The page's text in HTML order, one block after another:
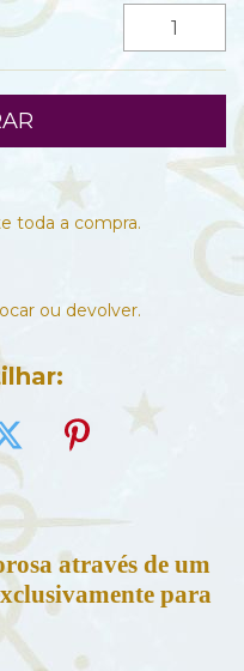
toda a compra.
ou devolver.
através de um
para